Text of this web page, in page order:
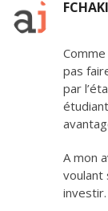
pas
par
A mon
voulant
investir.